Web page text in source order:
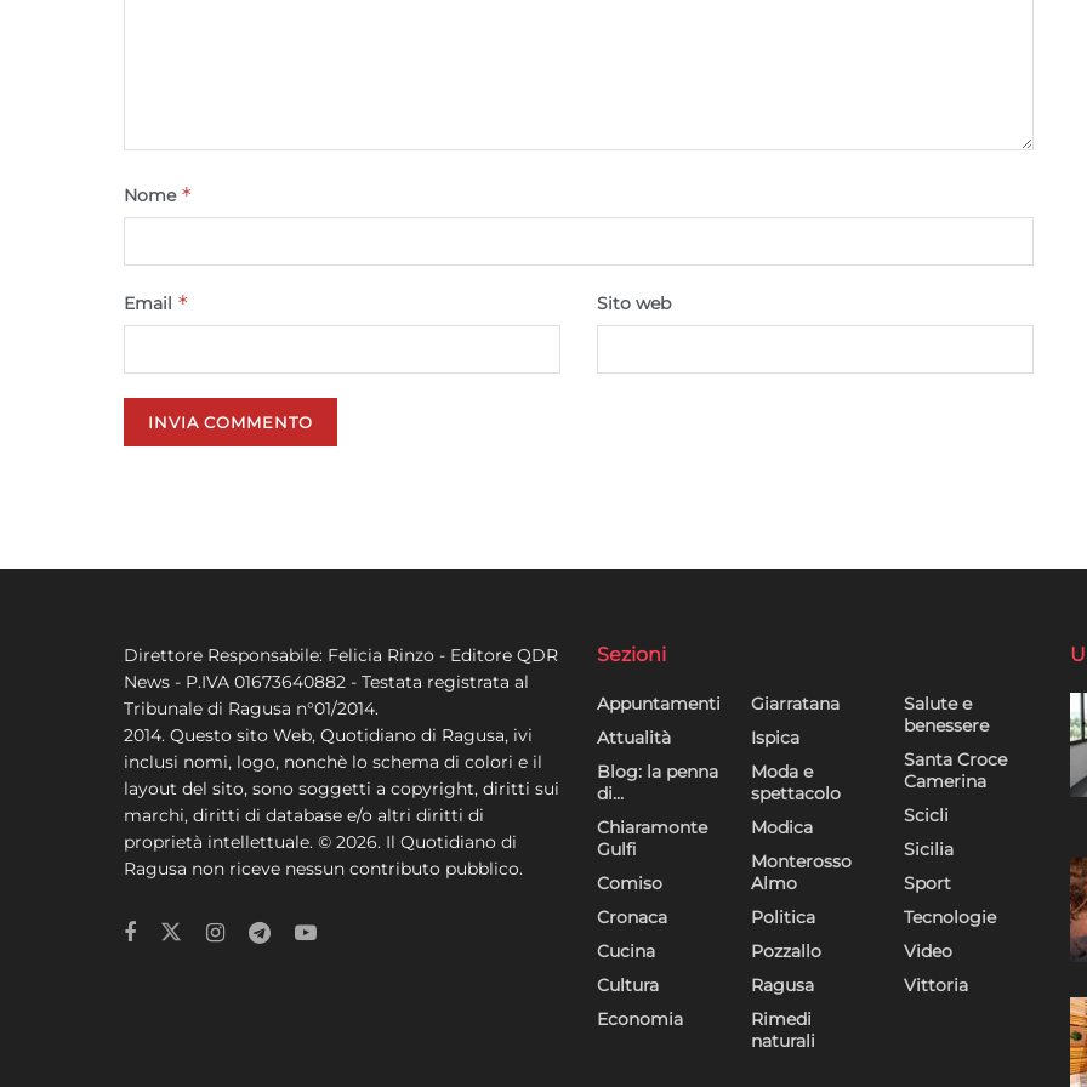
Nome *
Email * Sito web
Direttore Responsabile: Felicia Rinzo - Editore QDR
News - P.IVA 01673640882 - Testata registrata al
Tribunale di Ragusa n°01/2014.
2014. Questo sito Web, Quotidiano di Ragusa, ivi
inclusi nomi, logo, nonchè lo schema di colori e il
layout del sito, sono soggetti a copyright, diritti sui
marchi, diritti di database e/o altri diritti di
proprietà intellettuale. © 2026. Il Quotidiano di
Ragusa non riceve nessun contributo pubblico.
Sezioni
Appuntamenti
Attualità
Blog: la penna
di…
Chiaramonte
Gulfi
Comiso
Cronaca
Cucina
Cultura
Economia
Giarratana
Ispica
Moda e
spettacolo
Modica
Monterosso
Almo
Politica
Pozzallo
Ragusa
Rimedi
naturali
Salute e
benessere
Santa Croce
Camerina
Scicli
Sicilia
Sport
Tecnologie
Video
Vittoria